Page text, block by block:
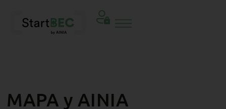
MAPA y AINIA